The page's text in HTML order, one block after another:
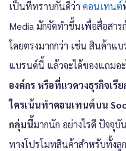
เป็นที่ทราบกันดีว่า คอนเทนต์
Media มักจัดทำขึ้นเพื่อสื่อสา
โดยตรงมากกว่า เช่น สินค้าแ
แบรนด์นี้ แล้วจะได้ของแถมอ
องค์กร หรือที่แวดวงธุรกิจเรี
ใครเน้นทำคอนเทนต์บน
กลุ่มนี้มากนัก อย่างไรดี ปัจจุบั
ทางโปรโมทสินค้าสำหรับทั้งลู